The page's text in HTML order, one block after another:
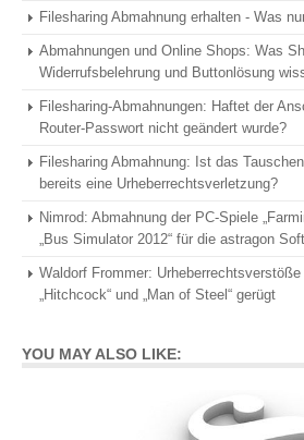
Filesharing Abmahnung erhalten - Was
Abmahnungen und Online Shops: Was
Widerrufsbelehrung und Buttonlösung
Filesharing-Abmahnungen: Haftet der
Router-Passwort nicht geändert wurde?
Filesharing Abmahnung: Ist das
bereits eine Urheberrechtsverletzung?
Nimrod: Abmahnung der PC-Spiele
„Bus Simulator 2012“ für die astragon
Waldorf Frommer:
„Hitchcock“ und „Man of Steel“ gerügt
YOU MAY ALSO LIKE: